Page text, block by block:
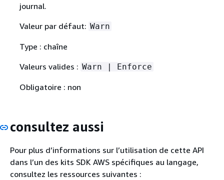
journal.
Valeur par défaut: Warn
Type : chaîne
Valeurs valides : Warn | Enforce
Obligatoire : non
consultez aussi
Pour plus d’informations sur l’utilisation de cette API
dans l’un des kits SDK AWS spécifiques au langage,
consultez les ressources suivantes :